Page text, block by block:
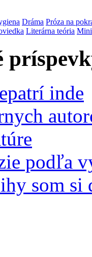
Dráma Próza na
Literárna teória
inde
podľa
som si